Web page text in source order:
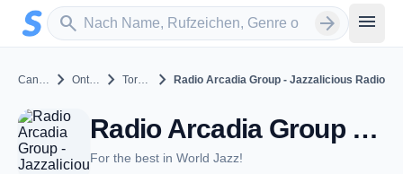
Zum Hauptinhalt springen
search
Sender suchen arrow_forward menu
Canada chevron_right Ontario chevron_right Toronto chevron_right Radio Arcadia Group - Jazzalicious Radio
Radio Arcadia Group - Jazzalicious Radio - Toronto, ON
For the best in World Jazz!